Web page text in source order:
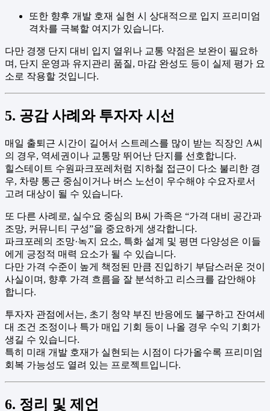
또한 향후 개발 호재 실현 시 상대적으로 입지 프리미엄
격차를 극복할 여지가 있습니다.
다만 경쟁 단지 대비 입지 열위나 교통 약점은 보완이 필요하
며, 단지 운영과 유지관리 품질, 마감 완성도 등이 실제 평가 요
소로 작용할 것입니다.
5. 공감 사례와 투자자 시선
매일 출퇴근 시간이 길어서 스트레스를 많이 받는 직장인 A씨
의 경우, 역세권이나 교통망 뛰어난 단지를 선호합니다.
힐스테이트 수원파크포레처럼 지하철 접근이 다소 불리한 경
우, 차량 통근 중심이거나 버스 노선이 우수해야 수요자로서
고려 대상이 될 수 있습니다.
또 다른 사례로, 실수요 중심의 B씨 가족은 “가격 대비 공간과
조망, 커뮤니티 구성”을 중요하게 생각합니다.
파크포레의 조망·녹지 요소, 특화 설계 및 평면 다양성은 이들
에게 긍정적 매력 요소가 될 수 있습니다.
다만 가격 수준이 높게 책정된 만큼 진입하기 부담스러운 것이
사실이며, 향후 가격 흐름을 잘 분석하고 리스크를 감안해야
합니다.
투자자 관점에서는, 초기 청약 부진 반응에도 불구하고 잔여세
대 조건 조정이나 특가 매입 기회 등이 나올 경우 수익 기회가
생길 수 있습니다.
특히 미래 개발 호재가 실현되는 시점이 다가올수록 프리미엄
회복 가능성도 열려 있는 프로젝트입니다.
6. 정리 및 제언